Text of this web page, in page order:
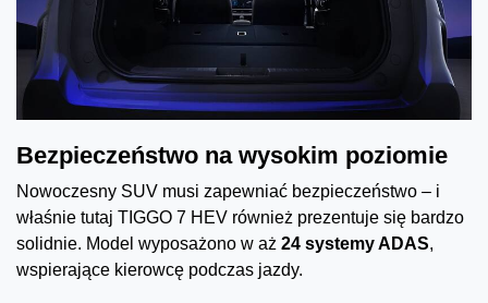
Bezpieczeństwo na wysokim poziomie
Nowoczesny SUV musi zapewniać bezpieczeństwo – i
właśnie tutaj TIGGO 7 HEV również prezentuje się bardzo
solidnie. Model wyposażono w aż 24 systemy ADAS,
wspierające kierowcę podczas jazdy.